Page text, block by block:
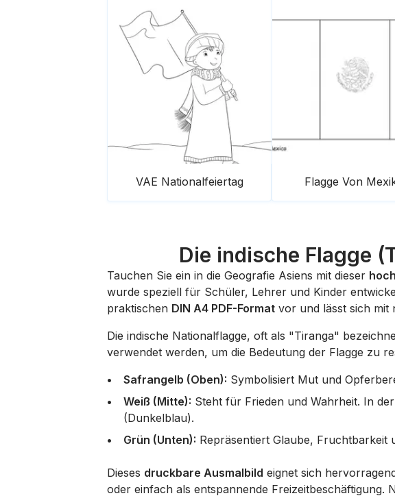
VAE Nationalfeiertag Flagge Von
Die indische Flagge
Tauchen Sie ein in die Geografie Asiens mit dieser
wurde speziell für Schüler, Lehrer und Kinder
praktischen DIN A4 PDF-Format vor und lässt sich mit
Die indische Nationalflagge, oft als "Tiranga"
verwendet werden, um die Bedeutung der Flagge zu
Safrangelb (Oben): Symbolisiert Mut und
Weiß (Mitte): Steht für Frieden und Wahrheit. In
(Dunkelblau).
Grün (Unten): Repräsentiert Glaube, Fruchtbarkeit
Dieses druckbare Ausmalbild eignet sich
oder einfach als entspannende